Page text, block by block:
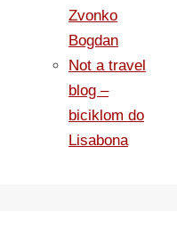
Zvonko
Bogdan
Not a travel
blog –
biciklom do
Lisabona